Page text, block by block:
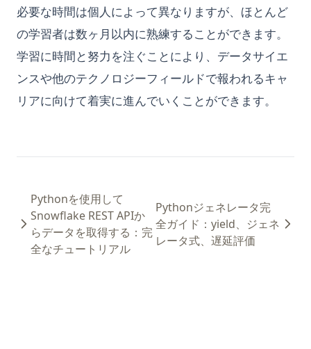
必要な時間は個人によって異なりますが、ほとんど
の学習者は数ヶ月以内に熟練することができます。
学習に時間と努力を注ぐことにより、データサイエ
ンスや他のテクノロジーフィールドで報われるキャ
リアに向けて着実に進んでいくことができます。
Pythonを使用して
Snowflake REST APIか
らデータを取得する：完
全なチュートリアル
Pythonジェネレータ完
全ガイド：yield、ジェネ
レータ式、遅延評価